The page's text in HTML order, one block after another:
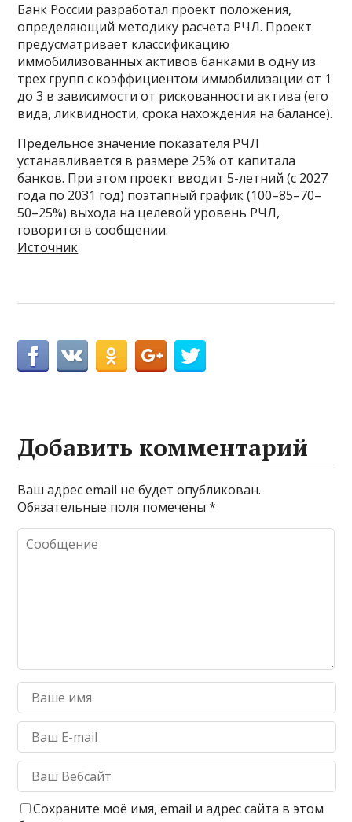
Банк России разработал проект положения,
определяющий методику расчета РЧЛ. Проект
предусматривает классификацию
иммобилизованных активов банками в одну из
трех групп с коэффициентом иммобилизации от 1
до 3 в зависимости от рискованности актива (его
вида, ликвидности, срока нахождения на балансе).
Предельное значение показателя РЧЛ
устанавливается в размере 25% от капитала
банков. При этом проект вводит 5-летний (с 2027
года по 2031 год) поэтапный график (100–85–70–
50–25%) выхода на целевой уровень РЧЛ,
говорится в сообщении.
Источник
Добавить комментарий
Ваш адрес email не будет опубликован.
Обязательные поля помечены*
Сохраните моё имя, email и адрес сайта в этом